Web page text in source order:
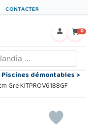
CONTACTER
0
Piscines démontables>
Gre KITPROV6188GF